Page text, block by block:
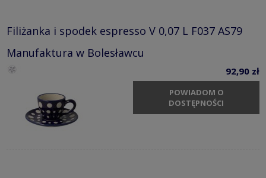
Filiżanka i spodek espresso V 0,07 L F037 AS79
Manufaktura w Bolesławcu
92,90 zł
POWIADOM O
DOSTĘPNOŚCI